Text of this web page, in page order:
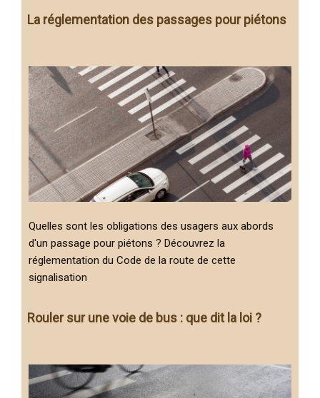
La réglementation des passages pour piétons
Quelles sont les obligations des usagers aux abords
d'un passage pour piétons ? Découvrez la
réglementation du Code de la route de cette
signalisation
Rouler sur une voie de bus : que dit la loi ?